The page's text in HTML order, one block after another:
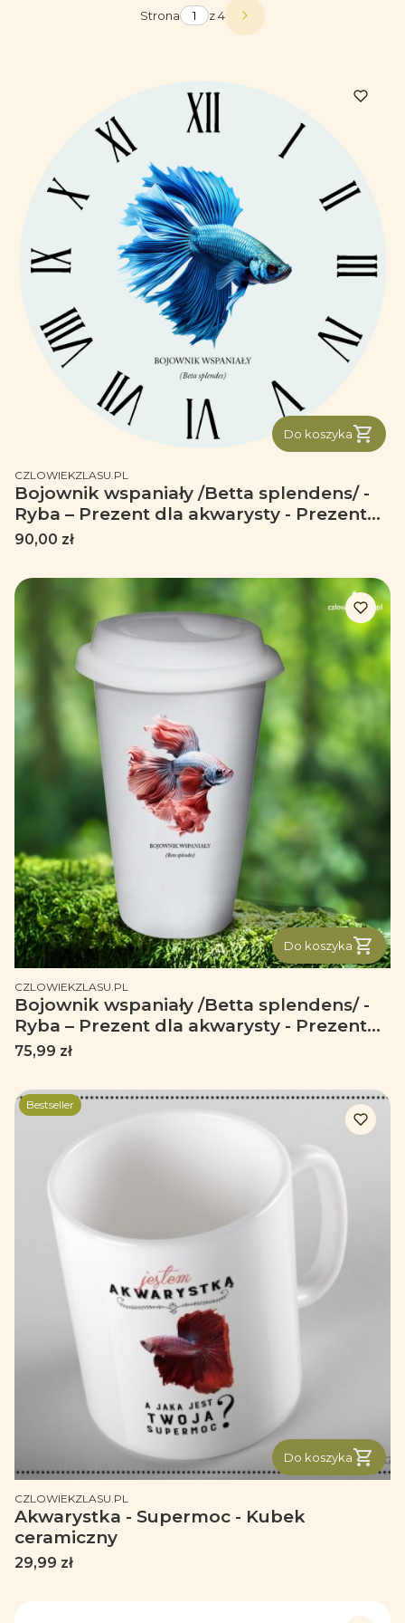
Strona z 4 Następne produkty
Do koszyka
PRODUCENT
CZLOWIEKZLASU.PL
Bojownik wspaniały /Betta splendens/ -
Ryba – Prezent dla akwarysty - Prezent
dla akwarystki - Akwarystyka - Zegar
Cena
90,00 zł
Do koszyka
PRODUCENT
CZLOWIEKZLASU.PL
Bojownik wspaniały /Betta splendens/ -
Ryba – Prezent dla akwarysty - Prezent
dla akwarystki - Akwarystyka – Tumbler
Cena
75,99 zł
Bestseller
Do koszyka
PRODUCENT
CZLOWIEKZLASU.PL
Akwarystka - Supermoc - Kubek
ceramiczny
Cena
29,99 zł